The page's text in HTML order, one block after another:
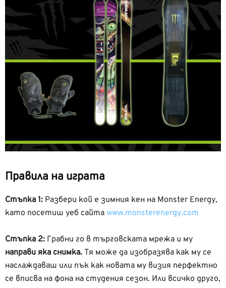
Правила на играта
Стъпка 1: Разбери кой е зимния кен на Monster Energy,
като посетиш уеб сайта www.monsterenergy.com
Стъпка 2: Грабни го в търговската мрежа и му
направи яка снимка. Тя може да изобразява как му се
наслаждаваш или пък как новата му визия перфектно
се вписва на фона на студения сезон. Или всичко друго,